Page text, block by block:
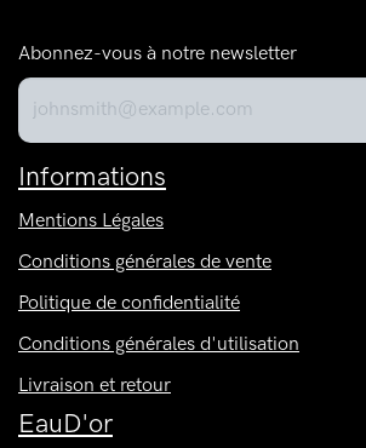
Abonnez-vous à notre newsletter
Informations
Mentions Légales
Conditions générales de vente
Politique de confidentialité
Conditions générales d'utilisation
Livraison et retour
EauD'or